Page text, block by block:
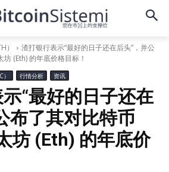
）
渣打银行表示“最好的日子还在后头”，并公
(Eth) 的年底价格目标！
行情分析 资讯
“最好的日子还在
布了其对比特币
坊 (Eth) 的年底价